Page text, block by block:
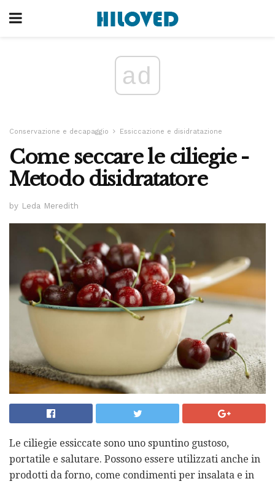
ad
Conservazione e decapaggio Essiccazione e disidratazione
Come seccare le ciliegie -
Metodo disidratatore
by Leda Meredith
Le ciliegie essiccate sono uno spuntino gustoso,
portatile e salutare. Possono essere utilizzati anche in
prodotti da forno, come condimenti per insalata e in